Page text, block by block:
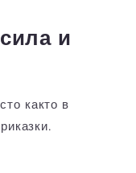
и
както в